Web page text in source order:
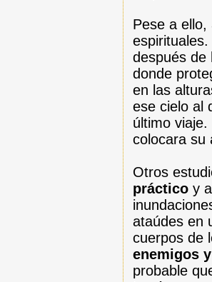
Pese a
después
donde
en las
ese cielo al
último
colocara su
Otros
práctico y
ataúdes en
cuerpos de
enemigos
probable